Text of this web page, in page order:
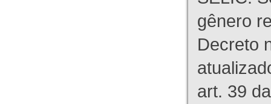
gênero
Decreto
art. 39